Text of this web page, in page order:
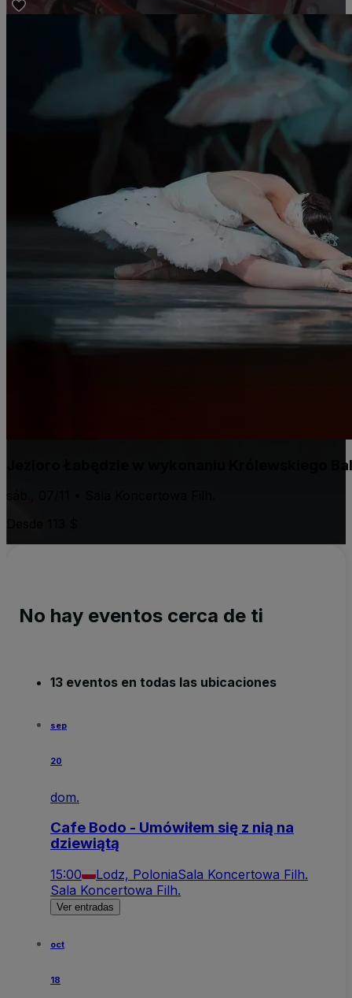
Jezioro Łabędzie w wykonaniu Królewskiego
No hay eventos cerca de ti
13 eventos en todas las ubicaciones
sep
20
dom.
Cafe Bodo - Umówiłem się z nią na
dziewiątą
15:00 Lodz, PoloniaSala Koncertowa Filh.
Sala Koncertowa Filh.
Ver entradas
oct
18